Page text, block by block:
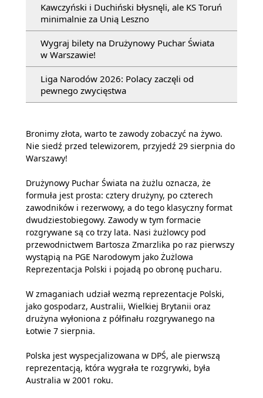
Kawczyński i Duchiński błysnęli, ale KS Toruń
minimalnie za Unią Leszno
Wygraj bilety na Drużynowy Puchar Świata
w Warszawie!
Liga Narodów 2026: Polacy zaczęli od
pewnego zwycięstwa
Bronimy złota, warto te zawody zobaczyć na żywo.
Nie siedź przed telewizorem, przyjedź 29 sierpnia do
Warszawy!
Drużynowy Puchar Świata na żużlu oznacza, że
formuła jest prosta: cztery drużyny, po czterech
zawodników i rezerwowy, a do tego klasyczny format
dwudziestobiegowy. Zawody w tym formacie
rozgrywane są co trzy lata. Nasi żużlowcy pod
przewodnictwem Bartosza Zmarzlika po raz pierwszy
wystąpią na PGE Narodowym jako Żużlowa
Reprezentacja Polski i pojadą po obronę pucharu.
W zmaganiach udział wezmą reprezentacje Polski,
jako gospodarz, Australii, Wielkiej Brytanii oraz
drużyna wyłoniona z półfinału rozgrywanego na
Łotwie 7 sierpnia.
Polska jest wyspecjalizowana w DPŚ, ale pierwszą
reprezentacją, która wygrała te rozgrywki, była
Australia w 2001 roku.